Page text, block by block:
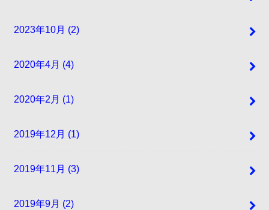
2023年10月 (2)
2020年4月 (4)
2020年2月 (1)
2019年12月 (1)
2019年11月 (3)
2019年9月 (2)